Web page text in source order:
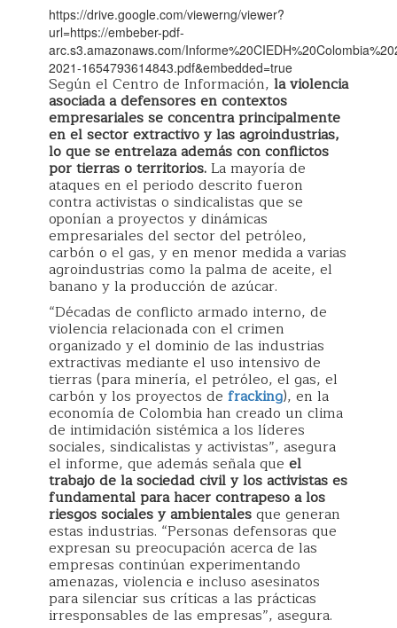
https://drive.google.com/viewerng/viewer?
url=https://embeber-pdf-
arc.s3.amazonaws.com/
2021-1654793614843.pdf&embedded=true
Según el Centro de Información, la violencia
asociada a defensores en contextos
empresariales se concentra principalmente
en el sector extractivo y las agroindustrias,
lo que se entrelaza además con conflictos
por tierras o territorios.La mayoría de
ataques en el periodo descrito fueron
contra activistas o sindicalistas que se
oponían a proyectos y dinámicas
empresariales del sector del petróleo,
carbón o el gas, y en menor medida a varias
agroindustrias como la palma de aceite, el
banano y la producción de azúcar.
“Décadas de conflicto armado interno, de
violencia relacionada con el crimen
organizado y el dominio de las industrias
extractivas mediante el uso intensivo de
tierras (para minería, el petróleo, el gas, el
carbón y los proyectos de fracking), en la
economía de Colombia han creado un clima
de intimidación sistémica a los líderes
sociales, sindicalistas y activistas”, asegura
el informe, que además señala que el
trabajo de la sociedad civil y los activistas es
fundamental para hacer contrapeso a los
riesgos sociales y ambientalesque generan
estas industrias. “Personas defensoras que
expresan su preocupación acerca de las
empresas continúan experimentando
amenazas, violencia e incluso asesinatos
para silenciar sus críticas a las prácticas
irresponsables de las empresas”, asegura.